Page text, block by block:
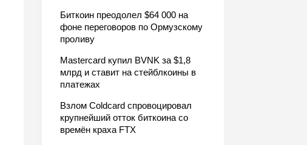
Биткоин преодолел $64 000 на
фоне переговоров по Ормузскому
проливу
Mastercard купил BVNK за $1,8
млрд и ставит на стейблкоины в
платежах
Взлом Coldcard спровоцировал
крупнейший отток биткоина со
времён краха FTX